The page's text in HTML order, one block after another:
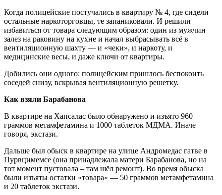
Когда полицейские постучались в квартиру № 4, где сидели
остальные наркоторговцы, те запаниковали. И решили
избавиться от товара следующим образом: один из мужчин
залез на раковину на кухне и начал выбрасывать всё в
вентиляционную шахту — и «чеки», и наркоту, и
медицинские весы, и даже ключи от квартиры.
Добились они одного: полицейским пришлось беспокоить
соседей снизу, вскрывая вентиляционную решетку.
Как взяли Барабанова
В квартире на Хапсалас было обнаружено и изъято 960
граммов метамфетамина и 1000 таблеток МДМА. Иначе
говоря, экстази.
Дальше был обыск в квартире на улице Андромедас гатве в
Пурвцимемсе (она принадлежала матери Барабанова, но на
тот момент пустовала – там шёл ремонт). Во время обыска
были изъяты остатки «товара» — 50 граммов метамфетамина
и 20 таблеток экстази.